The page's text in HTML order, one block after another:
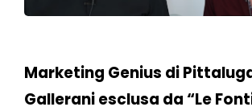
Marketing Genius di
Gallerani esclusa da “Le